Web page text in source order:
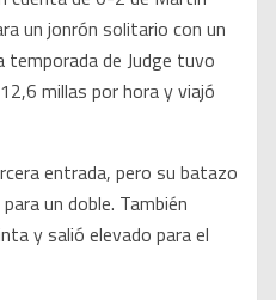
un jonrón solitario con un
temporada de Judge tuvo
millas por hora y viajó
entrada, pero su batazo
un doble. También
y salió elevado para el